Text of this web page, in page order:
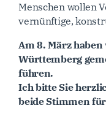
Menschen wollen
vernünftige,
Am 8. März
Württemberg
führen.
Ich bitte Sie
beide Stimmen für